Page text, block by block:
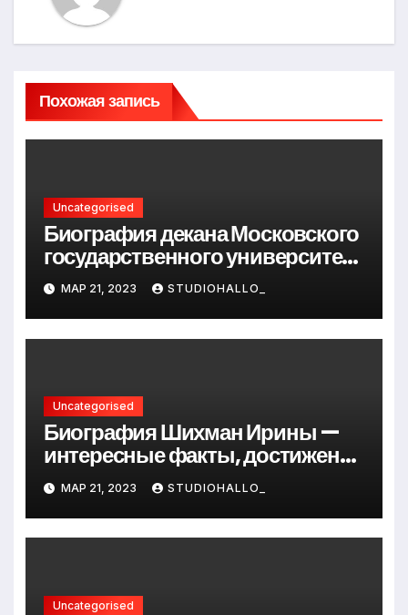
Похожая запись
Uncategorised
Биография декана Московского
государственного университета
Андрея Сидорова — от студента
до руководителя
МАР 21, 2023 STUDIOHALLO_
Uncategorised
Биография Шихман Ирины —
интересные факты, достижения
и путь к успеху
МАР 21, 2023 STUDIOHALLO_
Uncategorised